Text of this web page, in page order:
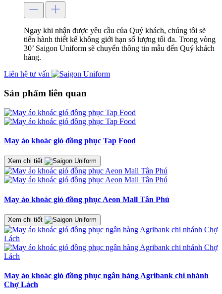
Ngay khi nhận được yêu cầu của Quý khách, chúng tôi sẽ
tiến hành thiết kế không giới hạn số lượng tối đa. Trong vòng
30’ Saigon Uniform sẽ chuyển thông tin mẫu đến Quý khách
hàng.
Liên hệ tư vấn
Sản phẩm liên quan
May áo khoác gió đồng phục Tap Food
Xem chi tiết
May áo khoác gió đồng phục Aeon Mall Tân Phú
Xem chi tiết
May áo khoác gió đồng phục ngân hàng Agribank chi nhánh
Chợ Lách